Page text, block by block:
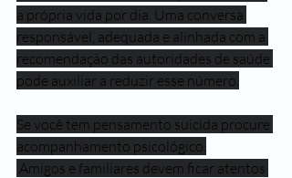
a própria vida por dia. Uma conversa
responsável, adequada e alinhada com a
recomendação das autoridades de saúde
pode auxiliar a reduzir esse número.
Se você tem pensamento suicida procure
acompanhamento psicológico.